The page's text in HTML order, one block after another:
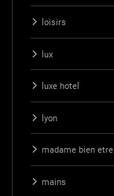
loisirs
lux
luxe hotel
lyon
madame bien etre
mains